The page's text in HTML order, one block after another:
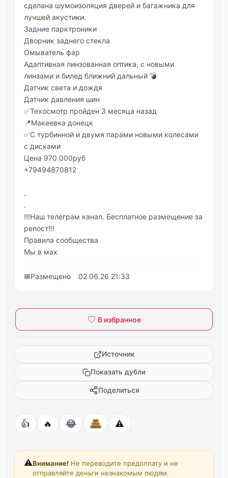
сделана шумоизоляция дверей и багажника для
лучшей акустики.
Задние парктроники
Дворник заднего стекла
Омыватель фар
Адаптивная линзованная оптика, с новыми
линзами и билед ближний дальный 💣
Датчик света и дождя
Датчик давления шин
✅Техосмотр пройден 3 месяца назад
📍Макеевка донецк
✅С турбинной и двумя парами новыми колесами
с дисками
Цена 970.000руб
+79494870812
.
.
!!!Наш телеграм канал. Бесплатное размещение за
репост!!!
Правила сообщества
Мы в мах
📅Размещено 02.06.26 21:33
В избранное
Источник
Показать дубли
Поделиться
👍 🔥 😂 ⚠️
⚠️Внимание! Не переводите предоплату и не
отправляйте деньги незнакомым людям.